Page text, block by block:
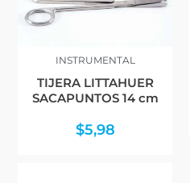
INSTRUMENTAL
TIJERA LITTAHUER
SACAPUNTOS 14 cm
$5,98